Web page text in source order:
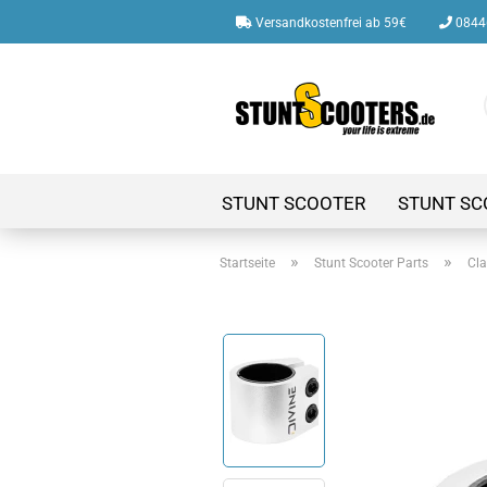
Versandkostenfrei ab 59€
STUNT SCOOTER STUNT
Startseite » Stunt Scooter Parts »